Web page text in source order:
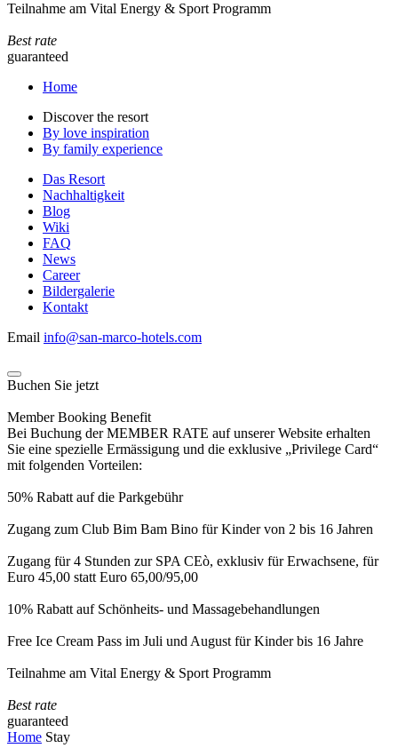
Teilnahme am Vital Energy & Sport Programm
Best rate
guaranteed
Home
Discover the resort
By love inspiration
By family experience
Das Resort
Nachhaltigkeit
Blog
Wiki
FAQ
News
Career
Bildergalerie
Kontakt
Email info@san-marco-hotels.com
Buchen Sie jetzt
Member Booking Benefit
Bei Buchung der MEMBER RATE auf unserer Website erhalten
Sie eine spezielle Ermässigung und die exklusive „Privilege Card“
mit folgenden Vorteilen:
50% Rabatt auf die Parkgebühr
Zugang zum Club Bim Bam Bino für Kinder von 2 bis 16 Jahren
Zugang für 4 Stunden zur SPA CEò, exklusiv für Erwachsene, für
Euro 45,00 statt Euro 65,00/95,00
10% Rabatt auf Schönheits- und Massagebehandlungen
Free Ice Cream Pass im Juli und August für Kinder bis 16 Jahre
Teilnahme am Vital Energy & Sport Programm
Best rate
guaranteed
Home Stay